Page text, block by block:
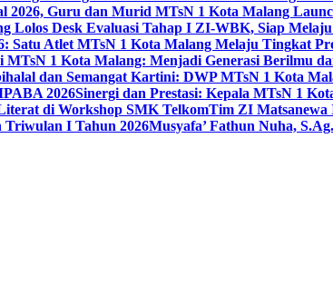
2026, Guru dan Murid MTsN 1 Kota Malang
Lolos Desk Evaluasi Tahap I ZI-WBK, Siap
Satu Atlet MTsN 1 Kota Malang Melaju Tingkat
MTsN 1 Kota Malang: Menjadi Generasi Berilmu
dan Semangat Kartini: DWP MTsN 1 Kota
2026Sinergi dan Prestasi: Kepala MTsN 1
di Workshop SMK TelkomTim ZI Matsanewa
Triwulan I Tahun 2026Musyafa’ Fathun Nuha,